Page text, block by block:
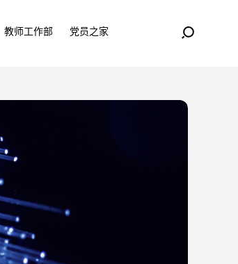
教师工作部 党员之家